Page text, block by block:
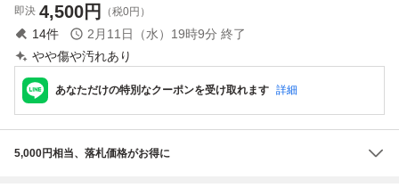
即決 4,500円 （税0円）
14件 2月11日（水）19時9分 終了
やや傷や汚れあり
あなただけの特別なクーポンを受け取れます 詳細
5,000円相当、落札価格がお得に